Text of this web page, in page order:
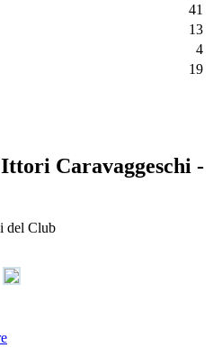
41
13
4
19
Caravaggeschi -
del Club
.